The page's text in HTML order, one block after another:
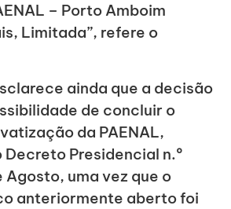
– Porto Amboim
Limitada”, refere o
ainda que a decisão
de concluir o
da PAENAL,
Presidencial n.º
uma vez que o
anteriormente aberto foi